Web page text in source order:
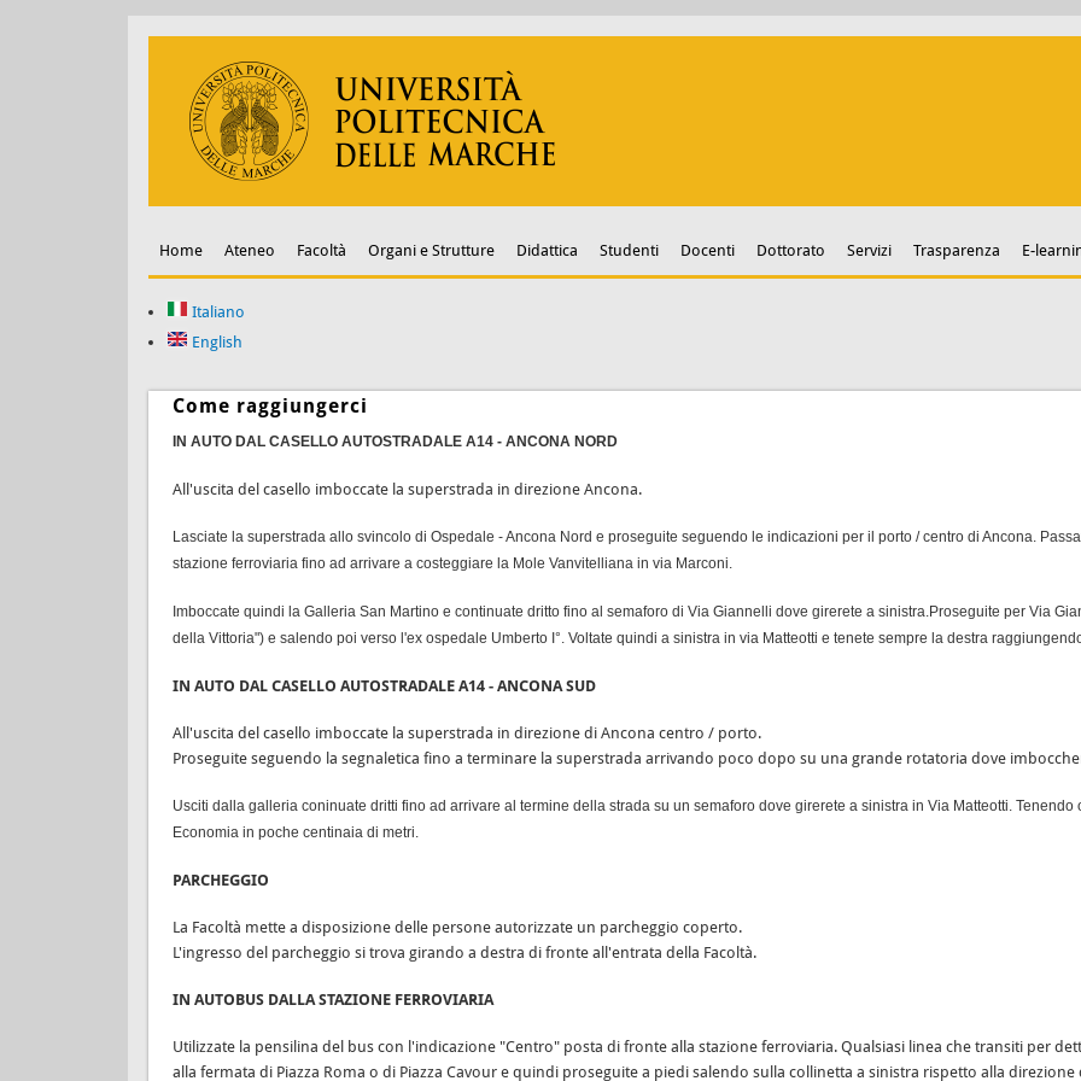
Home Ateneo Facoltà Organi e Strutture Didattica Studenti Docenti Dottorato Servizi Trasparenza E-
Italiano
English
Come raggiungerci
IN AUTO DAL CASELLO AUTOSTRADALE A14 - ANCONA NORD
All'uscita del casello imboccate la superstrada in direzione Ancona.
Lasciate la superstrada allo svincolo di Ospedale - Ancona Nord e proseguite seguendo le indicazioni per il porto / centro di Ancona.
stazione ferroviaria fino ad arrivare a costeggiare la Mole Vanvitelliana in via Marconi.
Imboccate quindi la Galleria San Martino e continuate dritto fino al semaforo di Via Giannelli dove girerete a sinistra.Proseguite per Via
della Vittoria") e salendo poi verso l'ex ospedale Umberto I°. Voltate quindi a sinistra in via Matteotti e tenete sempre la destra
IN AUTO DAL CASELLO AUTOSTRADALE A14 - ANCONA SUD
All'uscita del casello imboccate la superstrada in direzione di Ancona centro / porto.
Proseguite seguendo la segnaletica fino a terminare la superstrada arrivando poco dopo su una grande rotatoria dove
Usciti dalla galleria coninuate dritti fino ad arrivare al termine della strada su un semaforo dove girerete a sinistra in Via Matteotti.
Economia in poche centinaia di metri.
PARCHEGGIO
La Facoltà mette a disposizione delle persone autorizzate un parcheggio coperto.
L'ingresso del parcheggio si trova girando a destra di fronte all'entrata della Facoltà.
IN AUTOBUS DALLA STAZIONE FERROVIARIA
Utilizzate la pensilina del bus con l'indicazione "Centro" posta di fronte alla stazione ferroviaria. Qualsiasi linea che transiti per
alla fermata di Piazza Roma o di Piazza Cavour e quindi proseguite a piedi salendo sulla collinetta a sinistra rispetto alla